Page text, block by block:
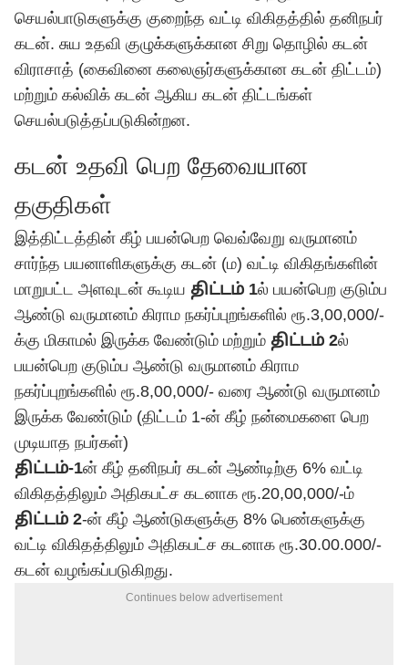
செயல்பாடுகளுக்கு குறைந்த வட்டி விகிதத்தில் தனிநபர்
கடன். சுய உதவி குழுக்களுக்கான சிறு தொழில் கடன்
விராசாத் (கைவினை கலைஞர்களுக்கான கடன் திட்டம்)
மற்றும் கல்விக் கடன் ஆகிய கடன் திட்டங்கள்
செயல்படுத்தப்படுகின்றன.
கடன் உதவி பெற தேவையான
தகுதிகள்
இத்திட்டத்தின் கீழ் பயன்பெற வெவ்வேறு வருமானம்
சார்ந்த பயனாளிகளுக்கு கடன் (ம) வட்டி விகிதங்களின்
மாறுபட்ட அளவுடன் கூடிய திட்டம் 1ல் பயன்பெற குடும்ப
ஆண்டு வருமானம் கிராம நகர்ப்புறங்களில் ரூ.3,00,000/-
க்கு மிகாமல் இருக்க வேண்டும் மற்றும் திட்டம் 2ல்
பயன்பெற குடும்ப ஆண்டு வருமானம் கிராம
நகர்ப்புறங்களில் ரூ.8,00,000/- வரை ஆண்டு வருமானம்
இருக்க வேண்டும் (திட்டம் 1-ன் கீழ் நன்மைகளை பெற
முடியாத நபர்கள்)
திட்டம்-1ன் கீழ் தனிநபர் கடன் ஆண்டிற்கு 6% வட்டி
விகிதத்திலும் அதிகபட்ச கடனாக ரூ.20,00,000/-ம்
திட்டம் 2-ன் கீழ் ஆண்டுகளுக்கு 8% பெண்களுக்கு
வட்டி விகிதத்திலும் அதிகபட்ச கடனாக ரூ.30.00.000/-
கடன் வழங்கப்படுகிறது.
Continues below advertisement